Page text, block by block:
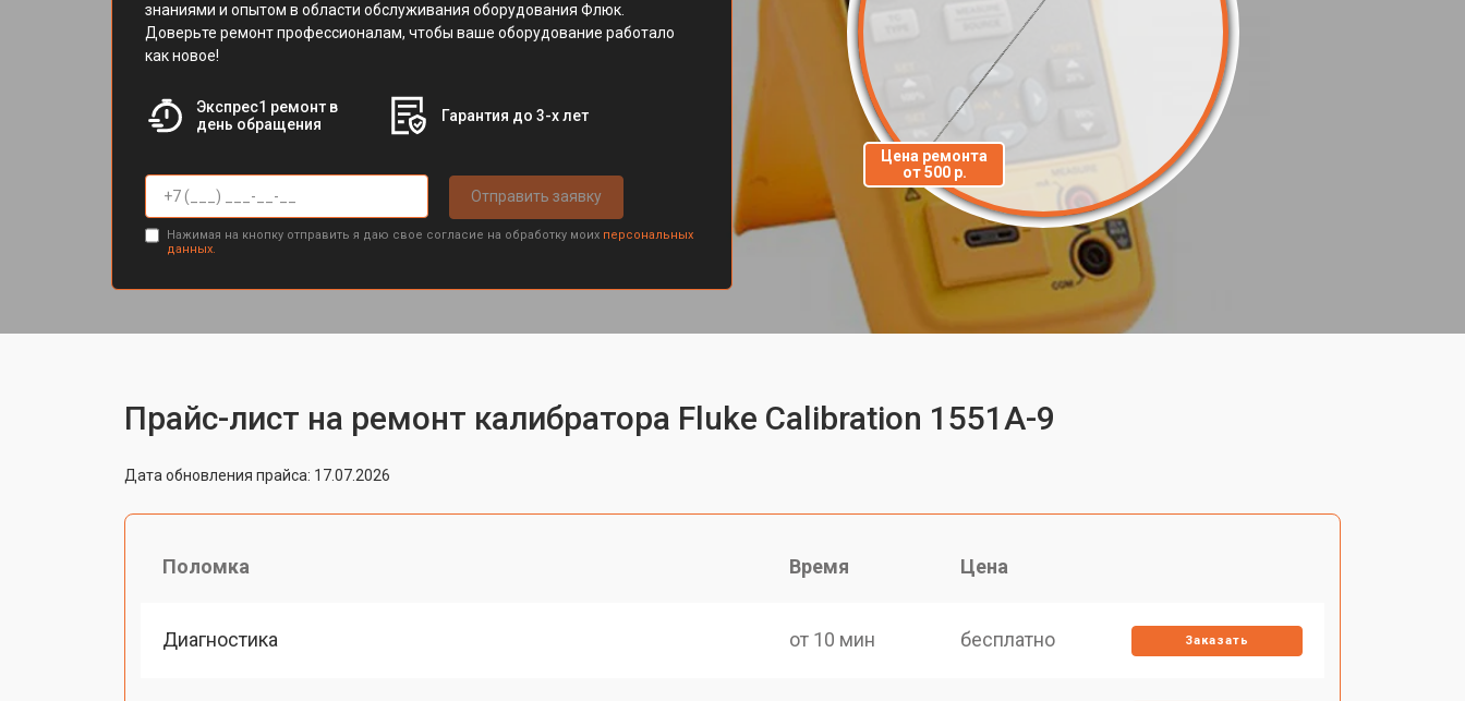
знаниями и опытом в области обслуживания оборудования Флюк.
Доверьте ремонт профессионалам, чтобы ваше оборудование работало
как новое!
Экспрес1 ремонт в
день обращения
Гарантия до 3-х лет
Отправить заявку
Нажимая на кнопку отправить я даю свое согласие на обработку моих персональных
данных.
Цена ремонта
от 500 р.
Прайс-лист на ремонт калибратора Fluke Calibration 1551A-9
Дата обновления прайса: 17.07.2026
Поломка Время Цена
Диагностика от 10 мин бесплатно Заказать